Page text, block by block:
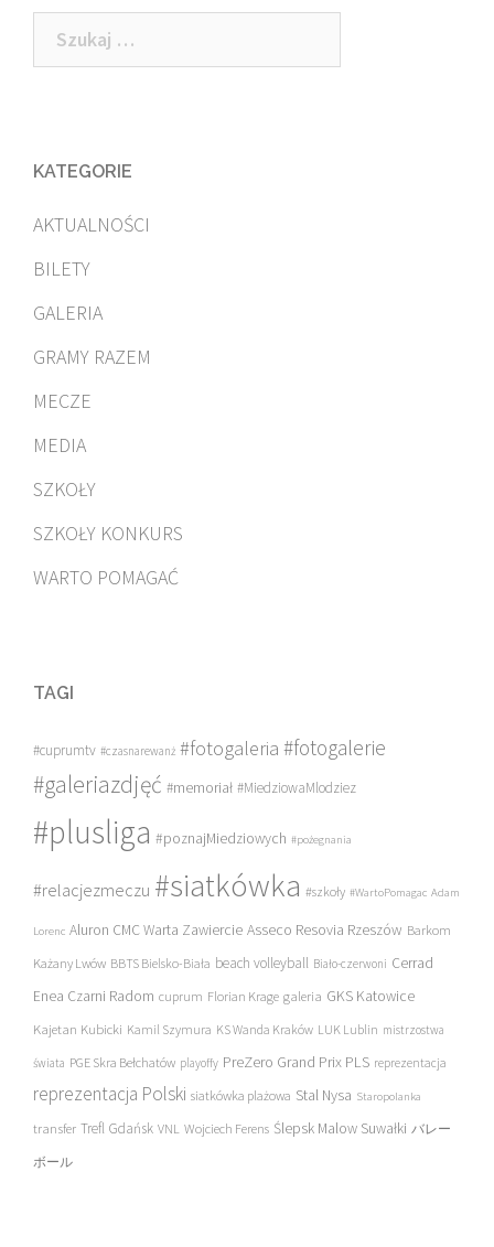
Szukaj:
KATEGORIE
AKTUALNOŚCI
BILETY
GALERIA
GRAMY RAZEM
MECZE
MEDIA
SZKOŁY
SZKOŁY KONKURS
WARTO POMAGAĆ
TAGI
#cuprumtv #czasnarewanż #fotogaleria #fotogalerie
#galeriazdjęć #memoriał #MiedziowaMlodziez
#plusliga #poznajMiedziowych #pożegnania
#relacjezmeczu #siatkówka #szkoły #WartoPomagac Adam
Lorenc Aluron CMC Warta Zawiercie Asseco Resovia Rzeszów Barkom
Każany Lwów BBTS Bielsko-Biała beach volleyball Biało-czerwoni Cerrad
Enea Czarni Radom cuprum Florian Krage galeria GKS Katowice
Kajetan Kubicki Kamil Szymura KS Wanda Kraków LUK Lublin mistrzostwa
świata PGE Skra Bełchatów playoffy PreZero Grand Prix PLS reprezentacja
reprezentacja Polski siatkówka plażowa Stal Nysa Staropolanka
transfer Trefl Gdańsk VNL Wojciech Ferens Ślepsk Malow Suwałki バレー
ボール